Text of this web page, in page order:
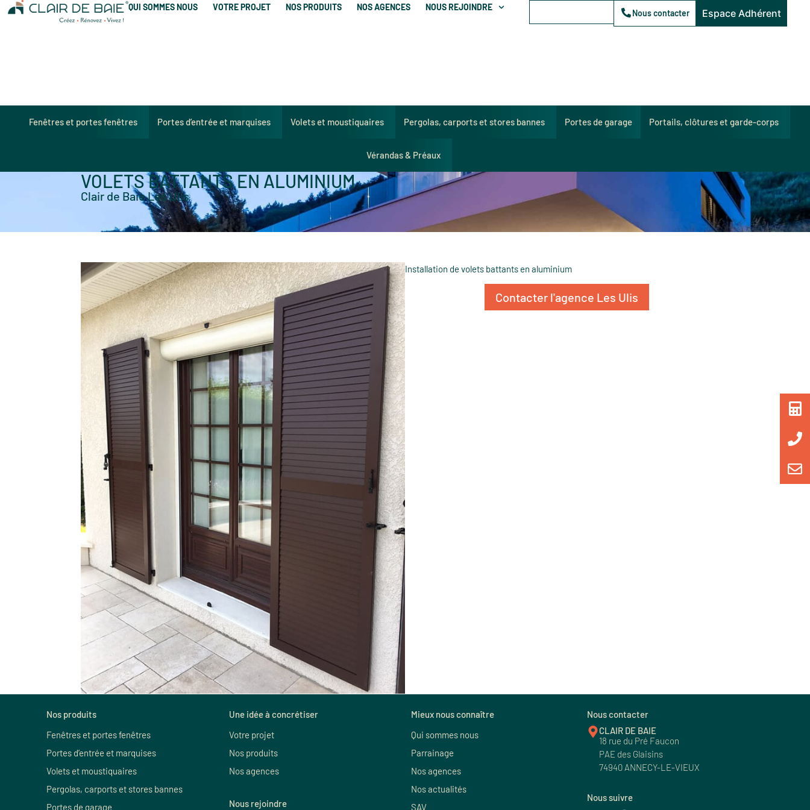
QUI SOMMES NOUS VOTRE PROJET NOS PRODUITS NOS AGENCES NOUS REJOINDRE
Nous contacter Espace Adhérent
Fenêtres et portes fenêtres Portes d’entrée et marquises Volets et moustiquaires Pergolas, carports et stores bannes Portes de garage Portails, clôtures et garde-corps
Vérandas & Préaux
VOLETS BATTANTS EN ALUMINIUM
Clair de Baie Les Ulis
Installation de volets battants en aluminium
Contacter l'agence Les Ulis
Nos produits
Fenêtres et portes fenêtres
Portes d’entrée et marquises
Volets et moustiquaires
Pergolas, carports et stores bannes
Portes de garage
Une idée à concrétiser
Votre projet
Nos produits
Nos agences
Nous rejoindre
Mieux nous connaître
Qui sommes nous
Parrainage
Nos agences
Nos actualités
SAV
Nous contacter
CLAIR DE BAIE
18 rue du Pré Faucon
PAE des Glaisins
74940 ANNECY-LE-VIEUX
Nous suivre